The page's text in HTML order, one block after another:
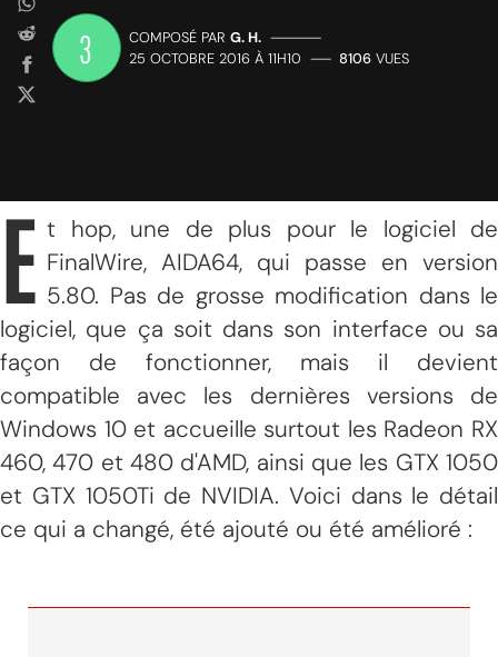
3 COMPOSÉ PAR G. H. —————
25 OCTOBRE 2016 À 11H10 —— 8106 VUES
E t hop, une de plus pour le logiciel de
FinalWire, AIDA64, qui passe en version
5.80. Pas de grosse modification dans le
logiciel, que ça soit dans son interface ou sa
façon de fonctionner, mais il devient
compatible avec les dernières versions de
Windows 10 et accueille surtout les Radeon RX
460, 470 et 480 d'AMD, ainsi que les GTX 1050
et GTX 1050Ti de NVIDIA. Voici dans le détail
ce qui a changé, été ajouté ou été amélioré :